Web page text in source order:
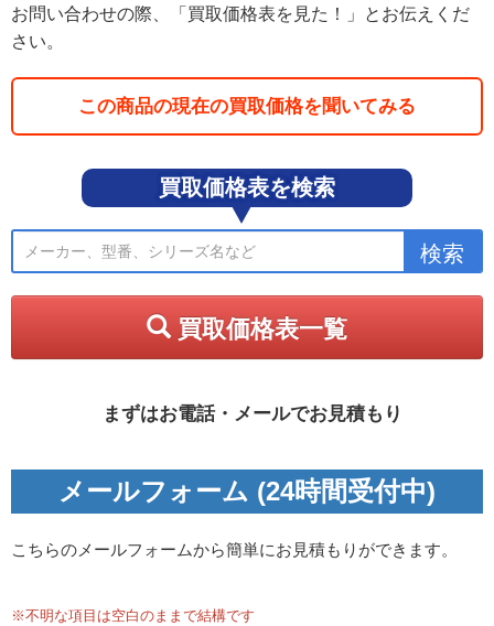
お問い合わせの際、「買取価格表を見た！」とお伝えくだ
さい。
この商品の現在の買取価格を聞いてみる
買取価格表を検索
買取価格表一覧
まずはお電話・メールでお見積もり
メールフォーム (24時間受付中)
こちらのメールフォームから簡単にお見積もりができます。
※不明な項目は空白のままで結構です